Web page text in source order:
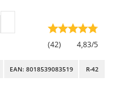
(42) 4,83/5
EAN: 8018539083519 R-42